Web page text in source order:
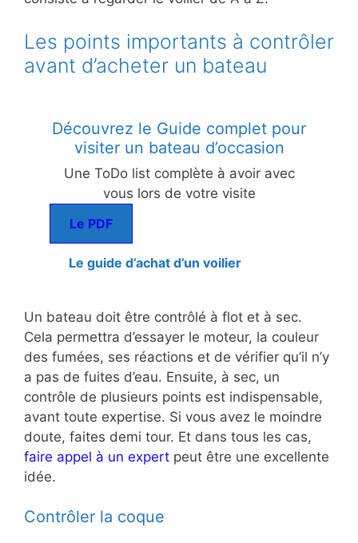
Les points importants à contrôler
avant d’acheter un bateau
Découvrez le Guide complet pour
visiter un bateau d’occasion
Une ToDo list complète à avoir avec
vous lors de votre visite
Le PDF
Le guide d’achat d’un voilier
Un bateau doit être contrôlé à flot et à sec.
Cela permettra d’essayer le moteur, la couleur
des fumées, ses réactions et de vérifier qu’il n’y
a pas de fuites d’eau. Ensuite, à sec, un
contrôle de plusieurs points est indispensable,
avant toute expertise. Si vous avez le moindre
doute, faites demi tour. Et dans tous les cas,
faire appel à un expert peut être une excellente
idée.
Contrôler la coque